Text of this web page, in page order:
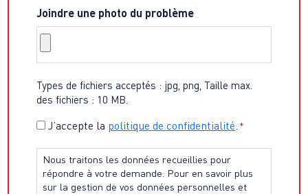
Joindre une photo du problème
Types de fichiers acceptés : jpg, png, Taille max.
des fichiers : 10 MB.
Consentement*
J’accepte la politique de confidentialité. *
Nous traitons les données recueillies pour
répondre à votre demande. Pour en savoir plus
sur la gestion de vos données personnelles et